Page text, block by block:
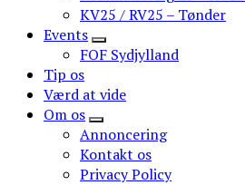
KV25 / RV25 – Tønder
Events
FOF Sydjylland
Tip os
Værd at vide
Om os
Annoncering
Kontakt os
Privacy Policy